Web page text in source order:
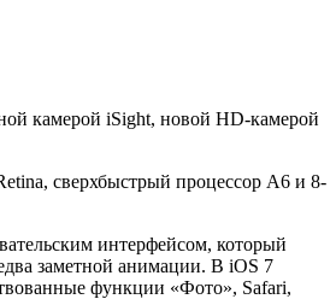
камерой iSight, новой HD-камерой
сверхбыстрый процессор A6 и 8-
интерфейсом, который
заметной анимации. В iOS 7
функции «Фото», Safari,